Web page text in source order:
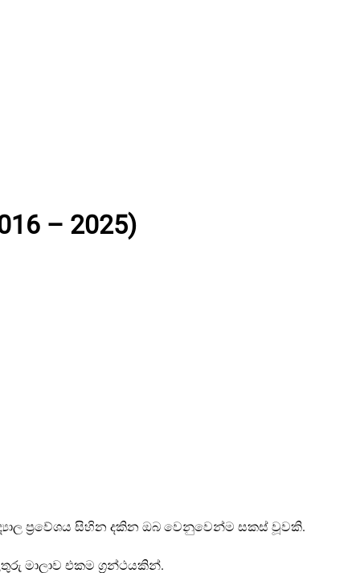
– 2025)
ප්‍රවේශය සිහින දකින ඔබ වෙනුවෙන්ම සකස් වූවකි.
මාලාව එකම ග්‍රන්ථයකින්.